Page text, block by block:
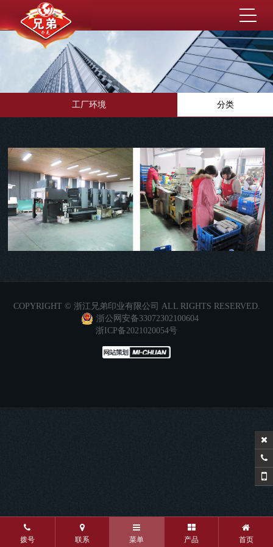
拨号 联系 菜单 产品 首页
工厂环境 分类
COPYRIGHT © 浙江兄弟印业有限公司 ALL RIGHTS RESERVED.
浙公网安备33072302100604
浙ICP备2021020054号